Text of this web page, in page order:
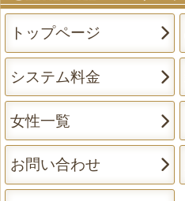
トップページ
システム料金
女性一覧
お問い合わせ